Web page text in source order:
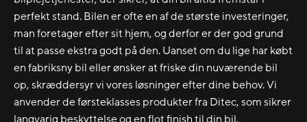
perfekt stand. Bilen er ofte en af de største investeringer,
man foretager efter sit hjem, og derfor er der god grund
til at passe ekstra godt på den. Uanset om du lige har købt
en fabriksny bil eller ønsker at friske din nuværende bil
op, skræddersyr vi vores løsninger efter dine behov. Vi
anvender de førsteklasses produkter fra Ditec, som sikrer
langvarig beskyttelse og en flot finish til din bil.